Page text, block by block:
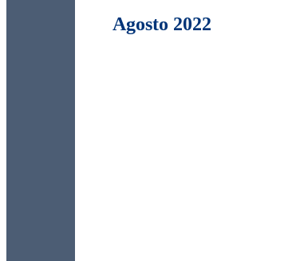
Agosto 2022